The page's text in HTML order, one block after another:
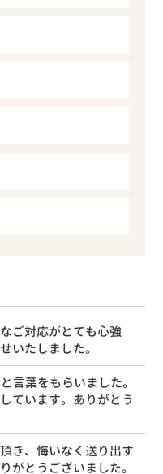
ご対応がとても心強
いたしました。
言葉をもらいました。
ています。ありがとう
き、悔いなく送り出す
がとうございました。